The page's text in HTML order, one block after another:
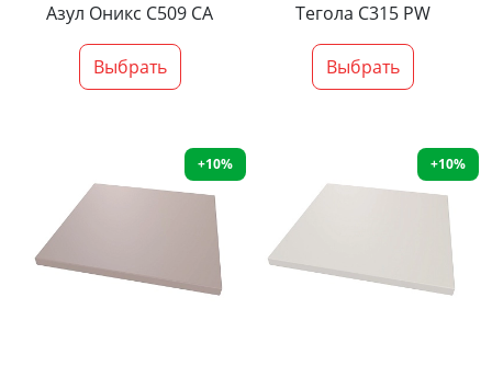
Азул Оникс С509 СА
Выбрать
Тегола С315 PW
Выбрать
+10% +10%